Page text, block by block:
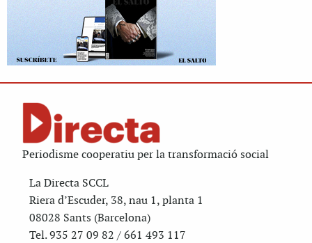
Periodisme cooperatiu per la transformació social
La Directa SCCL
Riera d’Escuder, 38, nau 1, planta 1
08028 Sants (Barcelona)
Tel. 935 27 09 82 / 661 493 117